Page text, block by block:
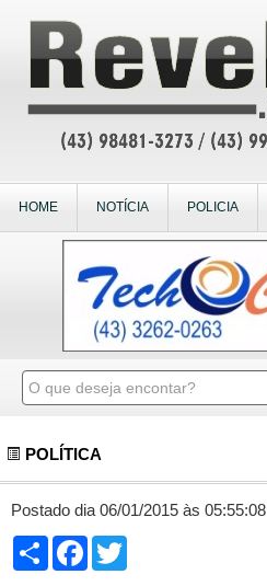
HOME NOTÍCIA POLICIA
POLÍTICA
Postado dia 06/01/2015 às 05:55:08
Compartilhar
Facebook